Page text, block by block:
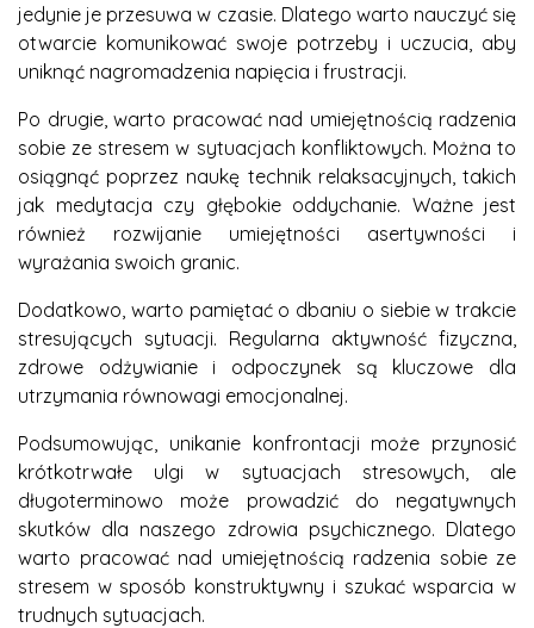
jedynie je przesuwa w czasie. Dlatego warto nauczyć się
otwarcie komunikować swoje potrzeby i uczucia, aby
uniknąć nagromadzenia napięcia i frustracji.
Po drugie, warto pracować nad umiejętnością radzenia
sobie ze stresem w sytuacjach konfliktowych. Można to
osiągnąć poprzez naukę technik relaksacyjnych, takich
jak medytacja czy głębokie oddychanie. Ważne jest
również rozwijanie umiejętności asertywności i
wyrażania swoich granic.
Dodatkowo, warto pamiętać o dbaniu o siebie w trakcie
stresujących sytuacji. Regularna aktywność fizyczna,
zdrowe odżywianie i odpoczynek są kluczowe dla
utrzymania równowagi emocjonalnej.
Podsumowując, unikanie konfrontacji może przynosić
krótkotrwałe ulgi w sytuacjach stresowych, ale
długoterminowo może prowadzić do negatywnych
skutków dla naszego zdrowia psychicznego. Dlatego
warto pracować nad umiejętnością radzenia sobie ze
stresem w sposób konstruktywny i szukać wsparcia w
trudnych sytuacjach.